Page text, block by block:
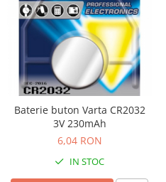
Sisteme de afisare
Ecrane de proiectie
Accesorii prezentare
Table magnetice (whiteboard-uri)
Electronice si accesorii tech
Gadgeturi mobile
Securitate digitala
Baterie buton Varta CR2032
3V 230mAh
6,04 RON
IN STOC